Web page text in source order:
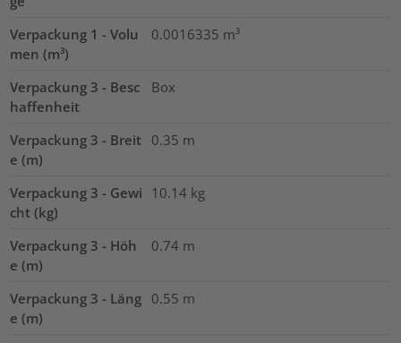
Verpackung 1 - Volu
men (m³)
0.0016335 m³
Verpackung 3 - Besc
haffenheit
Box
Verpackung 3 - Breit
e (m)
0.35 m
Verpackung 3 - Gewi
cht (kg)
10.14 kg
Verpackung 3 - Höh
e (m)
0.74 m
Verpackung 3 - Läng
e (m)
0.55 m